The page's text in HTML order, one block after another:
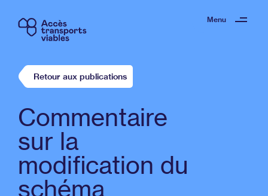
Retour aux publications
Commentaire
sur la
modification du
schéma
Menu